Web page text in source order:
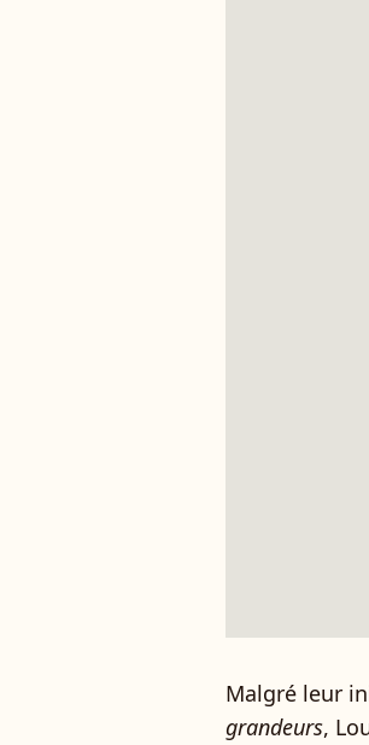
Malgré leur
grandeurs,